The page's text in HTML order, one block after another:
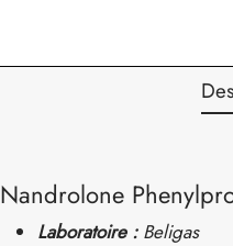
Nandrolone
Laboratoire : Beligas